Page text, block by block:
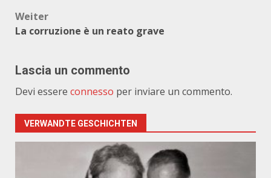
Weiter
La corruzione è un reato grave
Lascia un commento
Devi essere connesso per inviare un commento.
VERWANDTE GESCHICHTEN